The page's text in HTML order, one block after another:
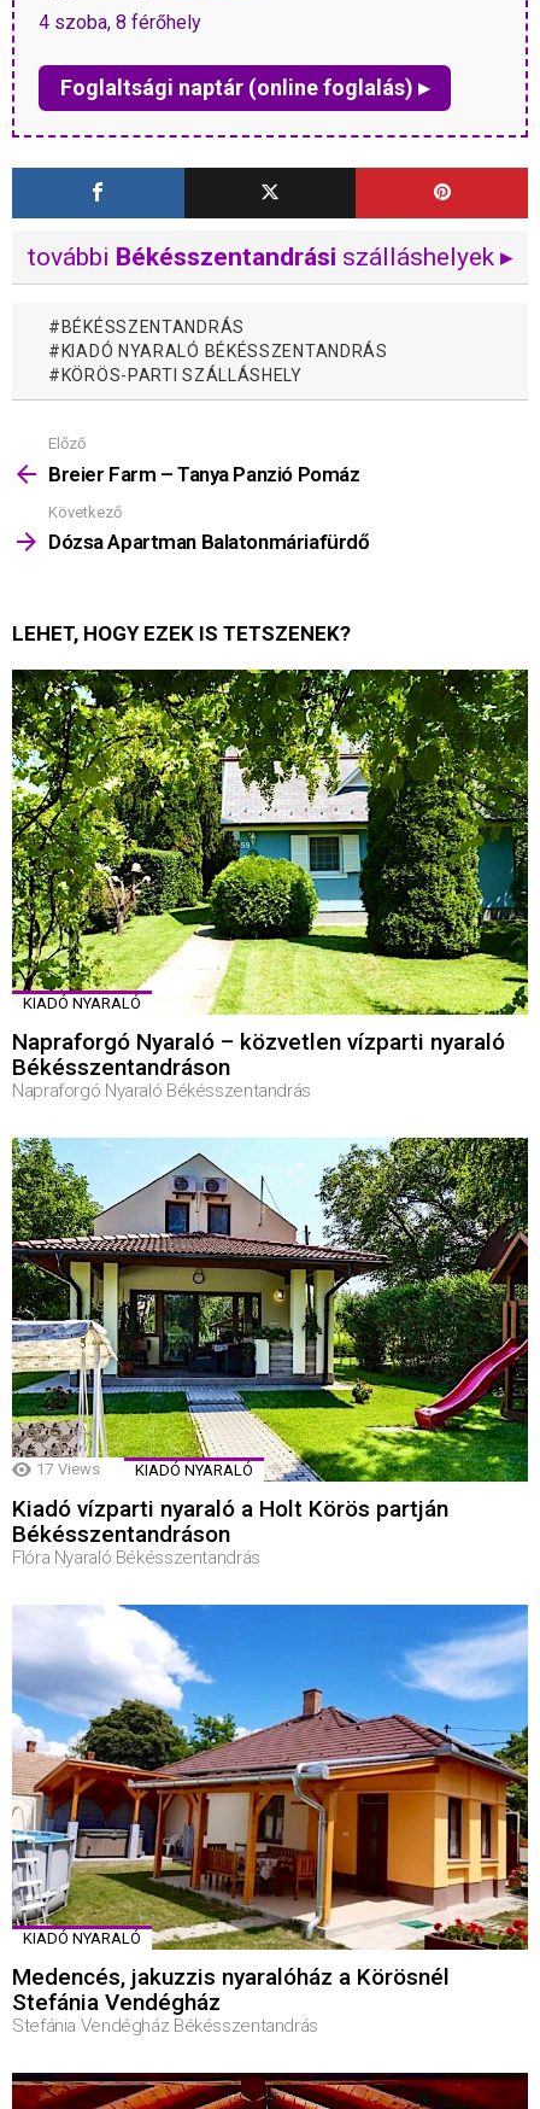
4 szoba, 8 férőhely
Foglaltsági naptár (online foglalás) ▸
további Békésszentandrási szálláshelyek ▸
BÉKÉSSZENTANDRÁS
KIADÓ NYARALÓ BÉKÉSSZENTANDRÁS
KÖRÖS-PARTI SZÁLLÁSHELY
Mutass
többet
Előző
Breier Farm – Tanya Panzió Pomáz
Következő
Dózsa Apartman Balatonmáriafürdő
LEHET, HOGY EZEK IS TETSZENEK?
KIADÓ NYARALÓ
Napraforgó Nyaraló – közvetlen vízparti nyaraló
Békésszentandráson
Napraforgó Nyaraló Békésszentandrás
17 Views KIADÓ NYARALÓ
Kiadó vízparti nyaraló a Holt Körös partján
Békésszentandráson
Flóra Nyaraló Békésszentandrás
KIADÓ NYARALÓ
Medencés, jakuzzis nyaralóház a Körösnél
Stefánia Vendégház
Stefánia Vendégház Békésszentandrás